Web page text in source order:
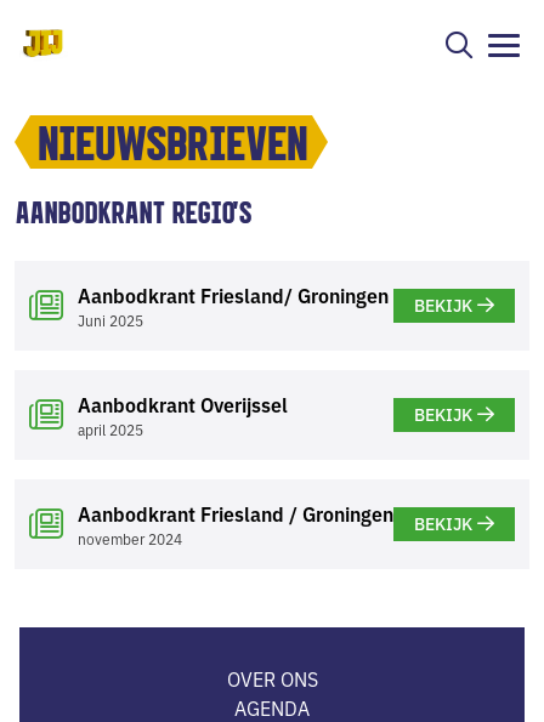
NIEUWSBRIEVEN
AANBODKRANT REGIO'S
Aanbodkrant Friesland/ Groningen
Juni 2025
BEKIJK
Aanbodkrant Overijssel
april 2025
BEKIJK
Aanbodkrant Friesland / Groningen
november 2024
BEKIJK
OVER ONS
AGENDA